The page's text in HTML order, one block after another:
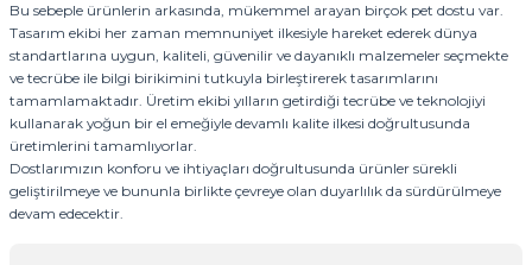
Bu sebeple ürünlerin arkasında, mükemmel arayan birçok pet dostu var.
Tasarım ekibi her zaman memnuniyet ilkesiyle hareket ederek dünya
standartlarına uygun, kaliteli, güvenilir ve dayanıklı malzemeler seçmekte
ve tecrübe ile bilgi birikimini tutkuyla birleştirerek tasarımlarını
tamamlamaktadır. Üretim ekibi yılların getirdiği tecrübe ve teknolojiyi
kullanarak yoğun bir el emeğiyle devamlı kalite ilkesi doğrultusunda
üretimlerini tamamlıyorlar.
Dostlarımızın konforu ve ihtiyaçları doğrultusunda ürünler sürekli
geliştirilmeye ve bununla birlikte çevreye olan duyarlılık da sürdürülmeye
devam edecektir.